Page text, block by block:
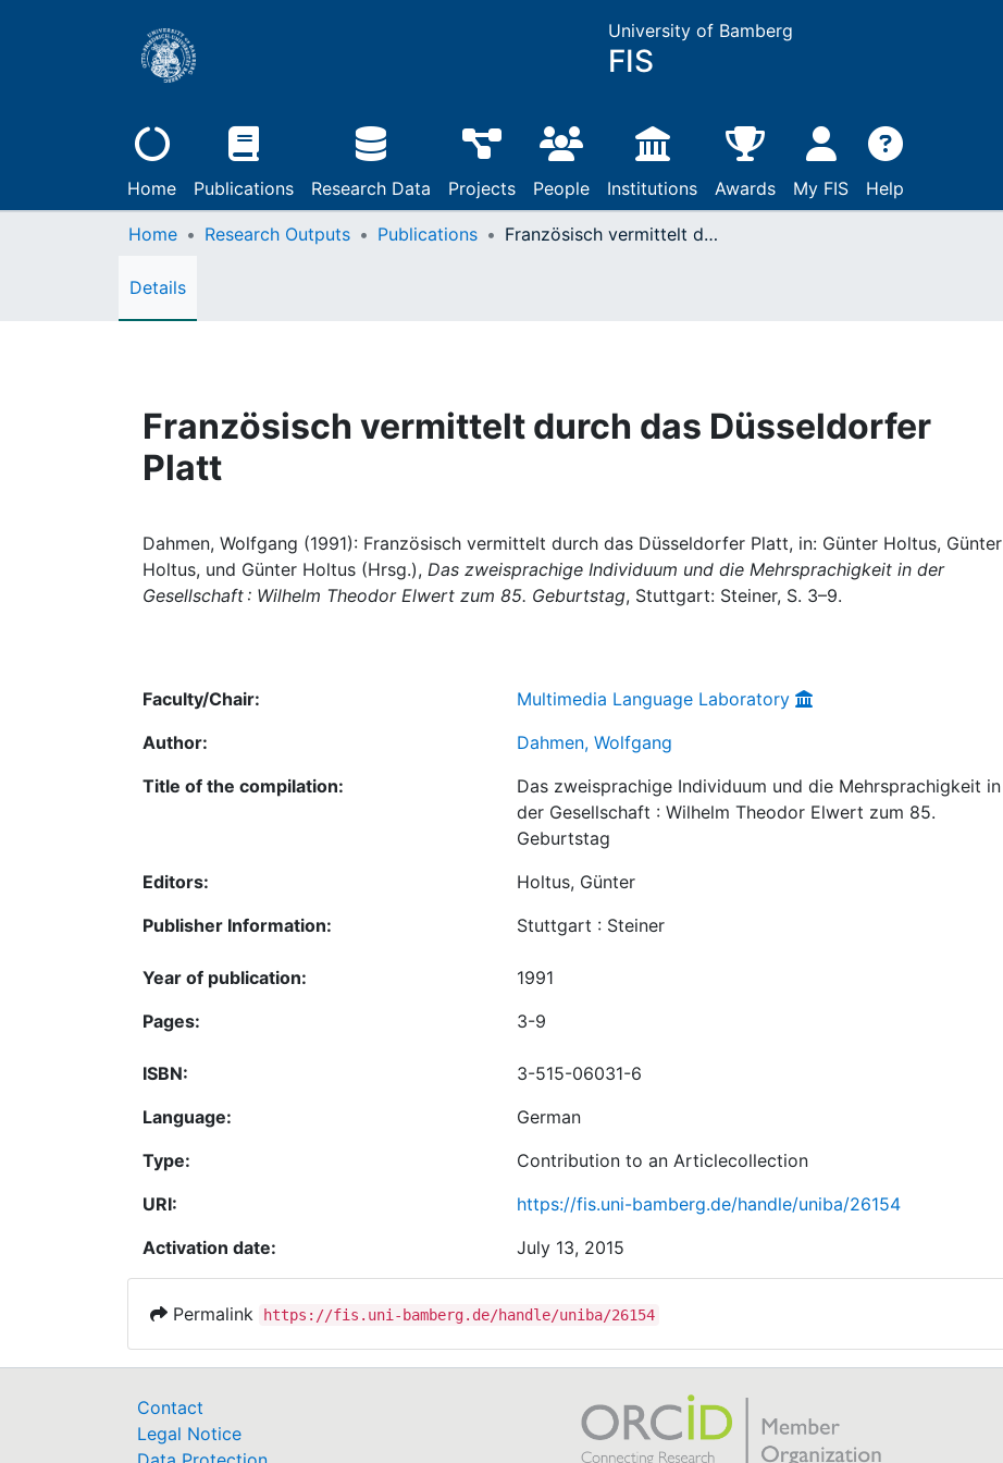
University of Bamberg
FIS
Home Publications Research Data Projects People Institutions Awards My FIS Help
Home Research Outputs Publications Französisch vermittelt durch das Düsseldorfer Platt
Details
Französisch vermittelt durch das Düsseldorfer
Platt
Dahmen, Wolfgang (1991): Französisch vermittelt durch das Düsseldorfer Platt, in: Günter Holtus, Günter
Holtus, und Günter Holtus (Hrsg.), Das zweisprachige Individuum und die Mehrsprachigkeit in der
Gesellschaft : Wilhelm Theodor Elwert zum 85. Geburtstag, Stuttgart: Steiner, S. 3–9.
Faculty/Chair:
Multimedia Language Laboratory
Author:
Dahmen, Wolfgang
Title of the compilation:
Das zweisprachige Individuum und die Mehrsprachigkeit in
der Gesellschaft : Wilhelm Theodor Elwert zum 85.
Geburtstag
Editors:
Holtus, Günter
Publisher Information:
Stuttgart : Steiner
Year of publication:
1991
Pages:
3-9
ISBN:
3-515-06031-6
Language:
German
Type:
Contribution to an Articlecollection
URI:
https://fis.uni-bamberg.de/handle/uniba/26154
Activation date:
July 13, 2015
Permalink https://fis.uni-bamberg.de/handle/uniba/26154
Contact
Legal Notice